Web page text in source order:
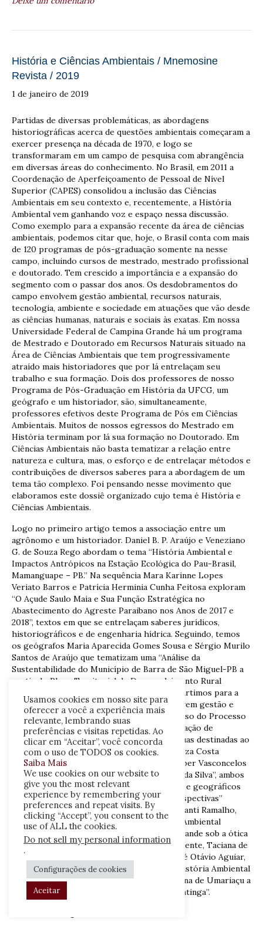
História e Ciências Ambientais / Mnemosine
Revista / 2019
1 de janeiro de 2019
Partidas de diversas problemáticas, as abordagens
historiográficas acerca de questões ambientais começaram a
exercer presença na década de 1970, e logo se
transformaram em um campo de pesquisa com abrangência
em diversas áreas do conhecimento. No Brasil, em 2011 a
Coordenação de Aperfeiçoamento de Pessoal de Nível
Superior (CAPES) consolidou a inclusão das Ciências
Ambientais em seu contexto e, recentemente, a História
Ambiental vem ganhando voz e espaço nessa discussão.
Como exemplo para a expansão recente da área de ciências
ambientais, podemos citar que, hoje, o Brasil conta com mais
de 120 programas de pós-graduação somente na nesse
campo, incluindo cursos de mestrado, mestrado profissional
e doutorado. Tem crescido a importância e a expansão do
segmento com o passar dos anos. Os desdobramentos do
campo envolvem gestão ambiental, recursos naturais,
tecnologia, ambiente e sociedade em atuações que vão desde
as ciências humanas, naturais e sociais às exatas. Em nossa
Universidade Federal de Campina Grande há um programa
de Mestrado e Doutorado em Recursos Naturais situado na
Área de Ciências Ambientais que tem progressivamente
atraído mais historiadores que por lá entrelaçam seu
trabalho e sua formação. Dois dos professores de nosso
Programa de Pós-Graduação em História da UFCG, um
geógrafo e um historiador, são, simultaneamente,
professores efetivos deste Programa de Pós em Ciências
Ambientais. Muitos de nossos egressos do Mestrado em
História terminam por lá sua formação no Doutorado. Em
Ciências Ambientais não basta tematizar a relação entre
natureza e cultura, mas, o esforço e de entrelaçar métodos e
contribuições de diversos saberes para a abordagem de um
tema tão complexo. Foi pensando nesse movimento que
elaboramos este dossiê organizado cujo tema é História e
Ciências Ambientais.
Logo no primeiro artigo temos a associação entre um
agrônomo e um historiador. Daniel B. P. Araújo e Veneziano
G. de Souza Rego abordam o tema “História Ambiental e
Impactos Antrópicos na Estação Ecológica do Pau-Brasil,
Mamanguape – PB.” Na sequência Mara Karinne Lopes
Veriato Barros e Patrícia Herminia Cunha Feitosa exploram
“O Açude Saulo Maia e Sua Função Estratégica no
Abastecimento do Agreste Paraibano nos Anos de 2017 e
2018”, textos em que se entrelaçam saberes jurídicos,
historiográficos e de engenharia hídrica. Seguindo, temos
os geógrafos Maria Aparecida Gomes Sousa e Sérgio Murilo
Santos de Araújo que tematizam uma “Análise da
Sustentabilidade do Município de Barra de São Miguel-PB a
partir do Plano Territorial de Desenvolvimento Rural
Sustentável do Cariri Oriental.” Seguindo, partimos para a
abordagem dos relevantes temas que envolvem gestão e
saúde, no artigo “História das Ciências e o uso do Processo
Oxidativo Avançado H2O2 / UV para degradação de
micropulente ambiental: ivermectina nas águas destinadas ao
abastecimento humano”, assinado por Andreza Costa
Miranda e Paula Mikacia Umbelino Silva. Cleber Vasconcelos
de Oliveira (in memorian) e Janaina Barbosa da Silva”, ambos
geógrafos, abordaram “Aspectos históricos e geográficos
da pesca no Brasil: contexto, cenários e perspectivas”
Elisângela Silva Porto e Ângela Maria Cavalcanti Ramalho,
geógrafa e socióloga, abordaram “História Ambiental
Urbana e a qualidade de vida em Campina Grande sob a ótica
do “residir e viver” na última década.” Finalmente, Taciana de
Carvalho Coutinho, bióloga molecular e José Otávio Aguiar,
historiador, produziram seus “Ensaios de História Ambiental
Urbana: As Transformações na Terra Indígena de Umariaçu a
partir do Crescimento do município de Tabatinga”.
Usamos cookies em nosso site para
oferecer a você a experiência mais
relevante, lembrando suas
preferências e visitas repetidas. Ao
clicar em “Aceitar”, você concorda
com o uso de TODOS os cookies.
Saiba Mais
We use cookies on our website to
give you the most relevant
experience by remembering your
preferences and repeat visits. By
clicking “Accept”, you consent to the
use of ALL the cookies.
Do not sell my personal information
.
Configurações de cookies
Aceitar